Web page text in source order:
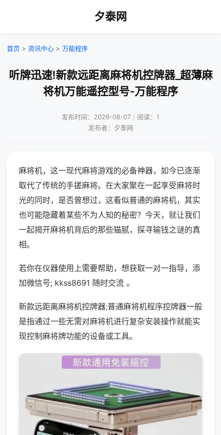
夕泰网
首页 > 资讯中心 > 万能程序
听牌迅速!新款远距离麻将机控牌器_超薄麻
将机万能遥控型号-万能程序
发布时间：2026-08-07｜阅读：1
发布者：夕泰网
麻将机，这一现代麻将游戏的必备神器，如今已逐渐
取代了传统的手搓麻将。在大家聚在一起享受麻将时
光的同时，是否曾想过，这看似普通的麻将机，其实
也可能隐藏着某些不为人知的秘密？今天，就让我们
一起揭开麻将机背后的那些猫腻，探寻输钱之谜的真
相。
若你在仪器使用上需要帮助，想获取一对一指导，添
加微信号; kkss8691 随时交流 。
新款远距离麻将机控牌器;普通麻将机程序控牌器一般
是指通过一些无需对麻将机进行复杂安装操作就能实
现控制麻将牌功能的设备或工具。